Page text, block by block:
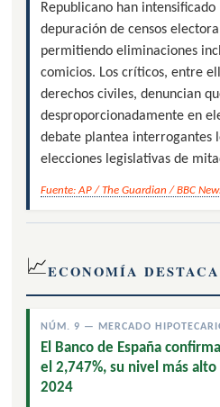
Republicano han intensificado
depuración de censos
permitiendo eliminaciones
comicios. Los críticos, entre
derechos civiles, denuncian
desproporcionadamente en
debate plantea interrogantes
elecciones legislativas de
Fuente: AP / The Guardian / BBC
📈ECONOMÍA
NÚM. 9 — MERCADO
El Banco de España
el 2,747%, su nivel más
2024